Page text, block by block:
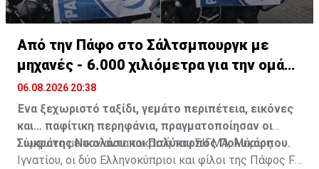
Από την Πάφο στο Σάλτσμπουργκ με
μηχανές - 6.000 χιλιόμετρα για την ομάδα
τους
06.08.2026 20:38
Ένα ξεχωριστό ταξίδι, γεμάτο περιπέτεια, εικόνες
και… παφίτικη περηφάνια, πραγματοποίησαν οι
Σωκράτης Νικολάου και Πολύκαρπος Πολυκάρπου.
Σύμφωνα με τον ανταποκριτή του ΣΙΓΜΑ, Μάριος
Ιγνατίου, οι δύο Ελληνοκύπριοι και φίλοι της Πάφος FC